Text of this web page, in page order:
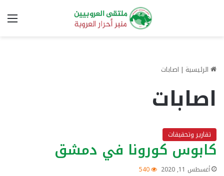
الرئيسية | اصابات
اصابات
تقارير وتحقيقات
كابوس كورونا في دمشق
أغسطس 11, 2020 540